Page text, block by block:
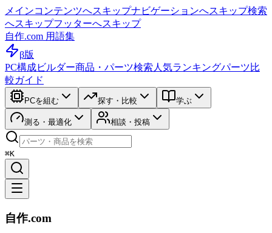
メインコンテンツへスキップナビゲーションへスキップ検索
へスキップフッターへスキップ
自作.com 用語集
β版
PC構成ビルダー商品・パーツ検索 人気ランキングパーツ比
較ガイド
PCを組む 探す・比較 学ぶ
測る・最適化 相談・投稿
⌘K
自作.com